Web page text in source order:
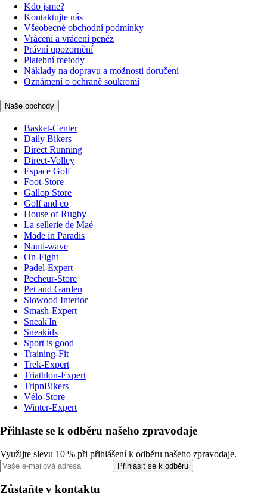
Kdo jsme?
Kontaktujte nás
Všeobecné obchodní podmínky
Vrácení a vrácení peněz
Právní upozornění
Platební metody
Náklady na dopravu a možnosti doručení
Oznámení o ochraně soukromí
Naše obchody
Basket-Center
Daily Bikers
Direct Running
Direct-Volley
Espace Golf
Foot-Store
Gallop Store
Golf and co
House of Rugby
La sellerie de Maé
Made in Paradis
Nauti-wave
On-Fight
Padel-Expert
Pecheur-Store
Pet and Garden
Slowood Interior
Smash-Expert
Sneak'In
Sneakids
Sport is good
Training-Fit
Trek-Expert
Triathlon-Expert
TripnBikers
Vélo-Store
Winter-Expert
Přihlaste se k odběru našeho zpravodaje
Využijte slevu 10 % při přihlášení k odběru našeho zpravodaje.
Přihlásit se k odběru
Zůstaňte v kontaktu